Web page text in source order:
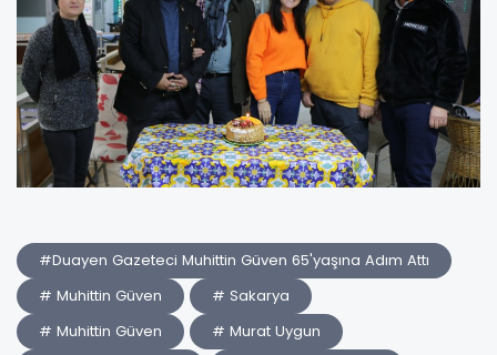
#Duayen Gazeteci Muhittin Güven 65'yaşına Adım Attı
# Muhittin Güven
# Sakarya
# Muhittin Güven
# Murat Uygun